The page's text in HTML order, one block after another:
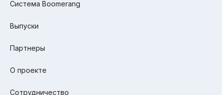
Система Boomerang
Выпуски
Партнеры
О проекте
Сотрудничество